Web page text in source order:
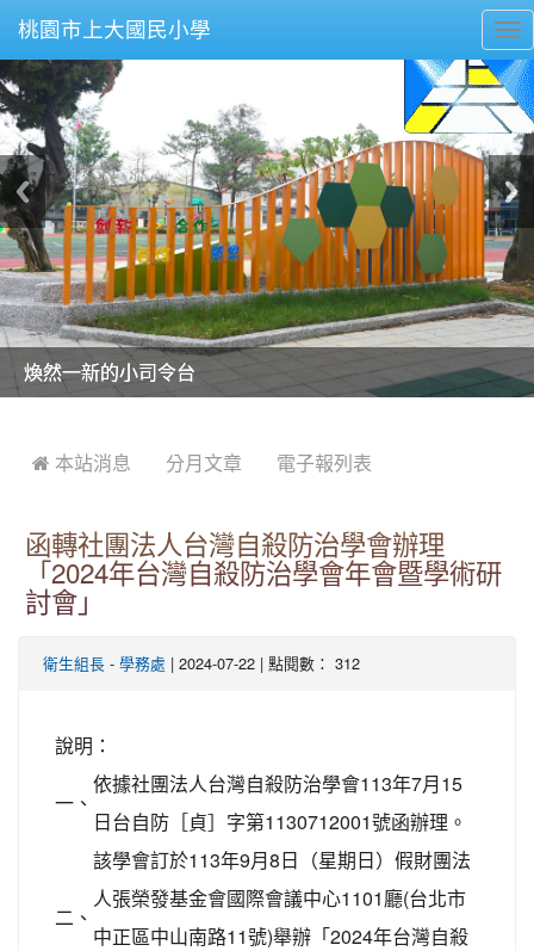
桃園市上大國民小學
美麗的操場是我們活力的來源
美麗的操場是我們活力的來源
煥然一新的小司令台
煥然一新的小司令台
富含桃園埤塘田園風光意象的中廊
富含桃園埤塘田園風光意象的中廊
嶄新的中庭廣場
嶄新的中庭廣場
水生池生生不息
水生池生生不息
 本站消息 分月文章 電子報列表
函轉社團法人台灣自殺防治學會辦理
「2024年台灣自殺防治學會年會暨學術研
討會」
衛生組長 - 學務處 | 2024-07-22 | 點閱數： 312
說明：
一、
依據社團法人台灣自殺防治學會113年7月15
日台自防［貞］字第1130712001號函辦理。
二、
該學會訂於113年9月8日（星期日）假財團法
人張榮發基金會國際會議中心1101廳(台北市
中正區中山南路11號)舉辦「2024年台灣自殺